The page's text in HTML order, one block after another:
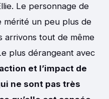
Le personnage de
mérité un peu plus de
arrivons tout de même
plus dérangeant avec
et l’impact de
ne sont pas très